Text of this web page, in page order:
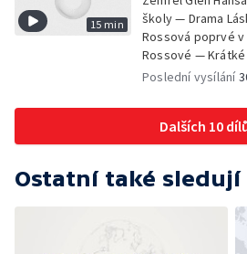
15 min
školy — Drama
Rossová poprvé
Rossové —
Výstavy o
Poslední vysílání
Dalších 10
Ostatní také sledují